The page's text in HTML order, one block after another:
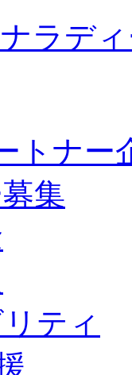
ラデ
トナー
集
ティ